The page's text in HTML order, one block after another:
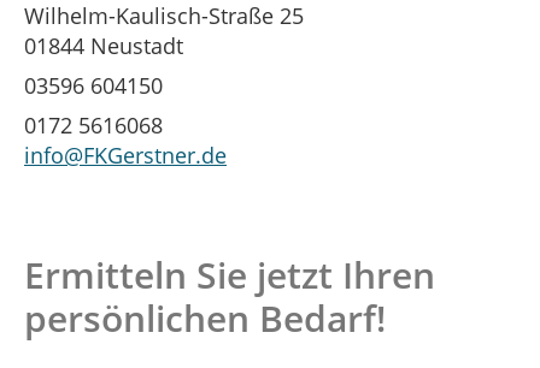
Wilhelm-Kaulisch-Straße 25
01844 Neustadt
03596 604150
0172 5616068
info@FKGerstner.de
Ermitteln Sie jetzt Ihren
persönlichen Bedarf!